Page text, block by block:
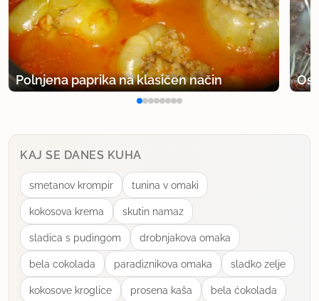
Polnjena paprika na klasičen način
KAJ SE DANES KUHA
smetanov krompir tunina v omaki
kokosova krema skutin namaz
sladica s pudingom drobnjakova omaka
bela cokolada paradiznikova omaka sladko zelje
kokosove kroglice prosena kaša bela ćokolada